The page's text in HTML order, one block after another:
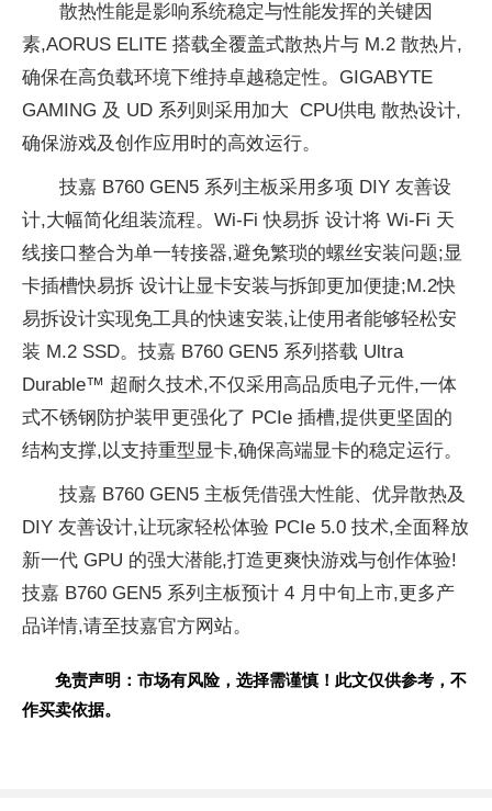
散热性能是影响系统稳定与性能发挥的关键因
素,AORUS ELITE 搭载全覆盖式散热片与 M.2 散热片,
确保在高负载环境下维持卓越稳定性。GIGABYTE
GAMING 及 UD 系列则采用加大 CPU供电 散热设计,
确保游戏及创作应用时的高效运行。
技嘉 B760 GEN5 系列主板采用多项 DIY 友善设
计,大幅简化组装流程。Wi-Fi 快易拆 设计将 Wi-Fi 天
线接口整合为单一转接器,避免繁琐的螺丝安装问题;显
卡插槽快易拆 设计让显卡安装与拆卸更加便捷;M.2快
易拆设计实现免工具的快速安装,让使用者能够轻松安
装 M.2 SSD。技嘉 B760 GEN5 系列搭载 Ultra
Durable™ 超耐久技术,不仅采用高品质电子元件,一体
式不锈钢防护装甲更强化了 PCIe 插槽,提供更坚固的
结构支撑,以支持重型显卡,确保高端显卡的稳定运行。
技嘉 B760 GEN5 主板凭借强大性能、优异散热及
DIY 友善设计,让玩家轻松体验 PCIe 5.0 技术,全面释放
新一代 GPU 的强大潜能,打造更爽快游戏与创作体验!
技嘉 B760 GEN5 系列主板预计 4 月中旬上市,更多产
品详情,请至技嘉官方网站。
免责声明：市场有风险，选择需谨慎！此文仅供参考，不
作买卖依据。